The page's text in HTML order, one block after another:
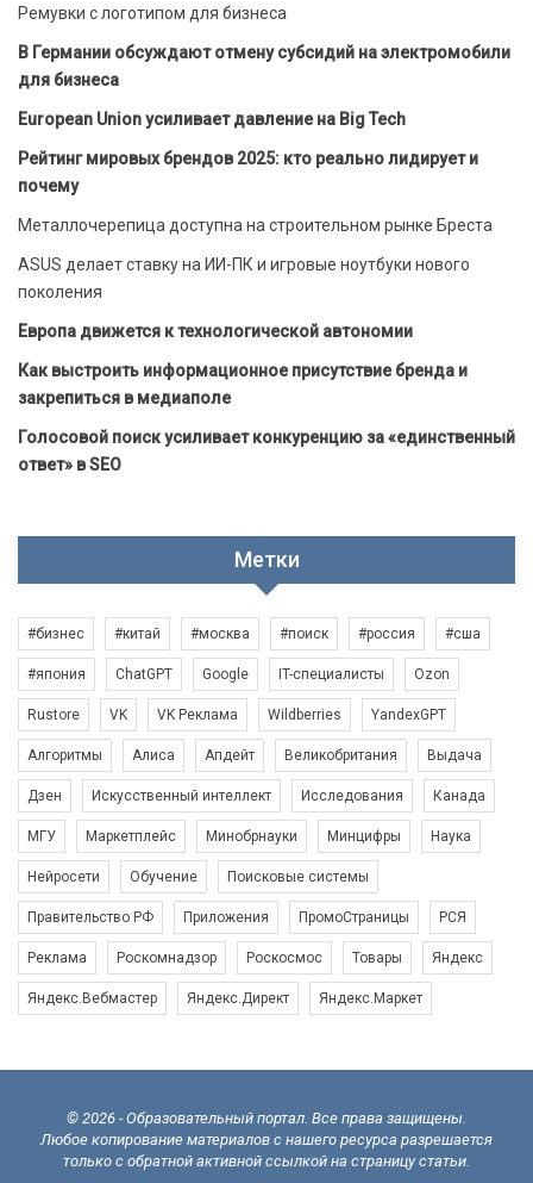
Ремувки с логотипом для бизнеса
В Германии обсуждают отмену субсидий на электромобили
для бизнеса
European Union усиливает давление на Big Tech
Рейтинг мировых брендов 2025: кто реально лидирует и
почему
Металлочерепица доступна на строительном рынке Бреста
ASUS делает ставку на ИИ-ПК и игровые ноутбуки нового
поколения
Европа движется к технологической автономии
Как выстроить информационное присутствие бренда и
закрепиться в медиаполе
Голосовой поиск усиливает конкуренцию за «единственный
ответ» в SEO
Метки
#бизнес #китай #москва #поиск #россия #сша
#япония ChatGPT Google IT-специалисты Ozon
Rustore VK VK Реклама Wildberries YandexGPT
Алгоритмы Алиса Апдейт Великобритания Выдача
Дзен Искусственный интеллект Исследования Канада
МГУ Маркетплейс Минобрнауки Минцифры Наука
Нейросети Обучение Поисковые системы
Правительство РФ Приложения ПромоСтраницы РСЯ
Реклама Роскомнадзор Роскосмос Товары Яндекс
Яндекс.Вебмастер Яндекс.Директ Яндекс.Маркет
© 2026 - Образовательный портал. Все права защищены.
Любое копирование материалов с нашего ресурса разрешается
только с обратной активной ссылкой на страницу статьи.